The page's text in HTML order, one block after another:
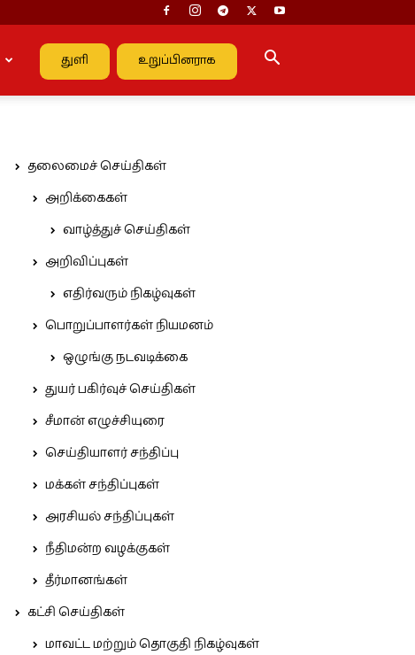
துளி உறுப்பினராக
தலைமைச் செய்திகள்
அறிக்கைகள்
வாழ்த்துச் செய்திகள்
அறிவிப்புகள்
எதிர்வரும் நிகழ்வுகள்
பொறுப்பாளர்கள் நியமனம்
ஒழுங்கு நடவடிக்கை
துயர் பகிர்வுச் செய்திகள்
சீமான் எழுச்சியுரை
செய்தியாளர் சந்திப்பு
மக்கள் சந்திப்புகள்
அரசியல் சந்திப்புகள்
நீதிமன்ற வழக்குகள்
தீர்மானங்கள்
கட்சி செய்திகள்
மாவட்ட மற்றும் தொகுதி நிகழ்வுகள்